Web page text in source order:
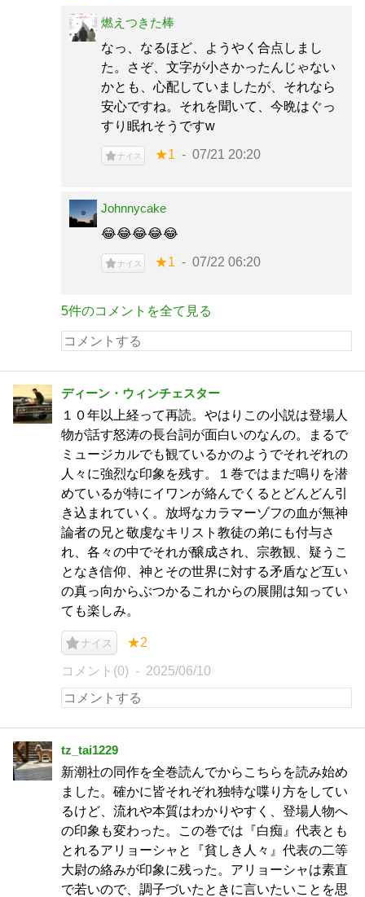
燃えつきた棒
なっ、なるほど、ようやく合点しまし
た。さぞ、文字が小さかったんじゃない
かとも、心配していましたが、それなら
安心ですね。それを聞いて、今晩はぐっ
すり眠れそうですw
ナイス ★1 07/21 20:20
Johnnycake
😂😂😂😂😂
ナイス ★1 07/22 06:20
5件のコメントを全て見る
ディーン・ウィンチェスター
１０年以上経って再読。やはりこの小説は登場人
物が話す怒涛の長台詞が面白いのなんの。まるで
ミュージカルでも観ているかのようでそれぞれの
人々に強烈な印象を残す。１巻ではまだ鳴りを潜
めているが特にイワンが絡んでくるとどんどん引
き込まれていく。放埒なカラマーゾフの血が無神
論者の兄と敬虔なキリスト教徒の弟にも付与さ
れ、各々の中でそれが醸成され、宗教観、疑うこ
となき信仰、神とその世界に対する矛盾など互い
の真っ向からぶつかるこれからの展開は知ってい
ても楽しみ。
ナイス ★2
コメント(0) 2025/06/10
tz_tai1229
新潮社の同作を全巻読んでからこちらを読み始め
ました。確かに皆それぞれ独特な喋り方をしてい
るけど、流れや本質はわかりやすく、登場人物へ
の印象も変わった。この巻では『白痴』代表とも
とれるアリョーシャと『貧しき人々』代表の二等
大尉の絡みが印象に残った。アリョーシャは素直
で若いので、調子づいたときに言いたいことを思